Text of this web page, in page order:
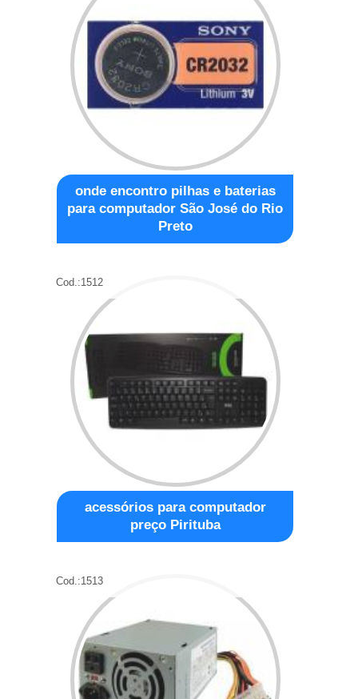
onde encontro pilhas e baterias
para computador São José do Rio
Preto
Cod.:1512
acessórios para computador
preço Pirituba
Cod.:1513